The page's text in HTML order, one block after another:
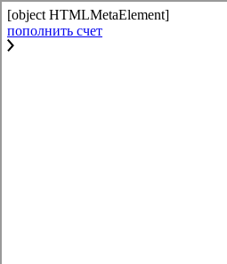
[object HTMLMetaElement]
пополнить счет